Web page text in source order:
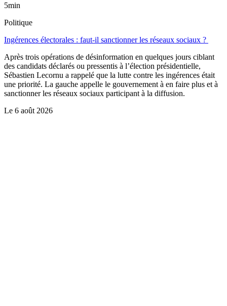
5min
Politique
Ingérences électorales : faut-il sanctionner les réseaux sociaux ?
Après trois opérations de désinformation en quelques jours ciblant
des candidats déclarés ou pressentis à l’élection présidentielle,
Sébastien Lecornu a rappelé que la lutte contre les ingérences était
une priorité. La gauche appelle le gouvernement à en faire plus et à
sanctionner les réseaux sociaux participant à la diffusion.
Le 6 août 2026